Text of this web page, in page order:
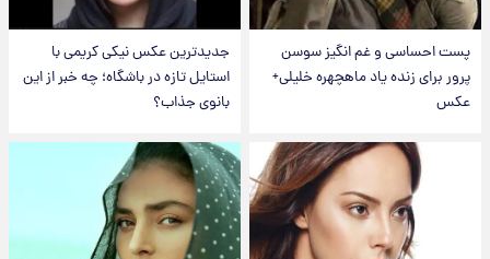
پست احساسی و غم انگیز سوسن
پرور برای زنده یاد ماهچهره خلیلی+
عکس
جدیدترین عکس نیکی کریمی با
استایل تازه در باشگاه؛ چه خبر از این
بانوی جذاب؟